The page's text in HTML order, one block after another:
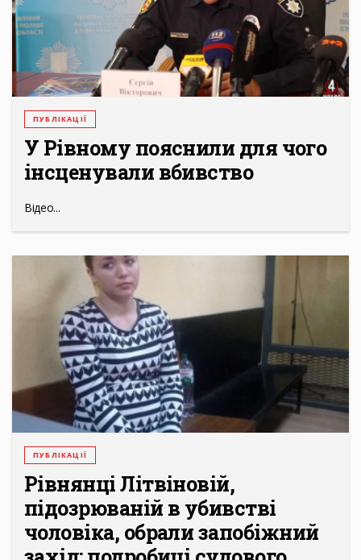
ПУБЛІКАЦІЇ
У Рівному пояснили для чого
інсценували вбивство
Відео...
ПУБЛІКАЦІЇ
Рівнянці Літвіновій,
підозрюваній в убивстві
чоловіка, обрали запобіжний